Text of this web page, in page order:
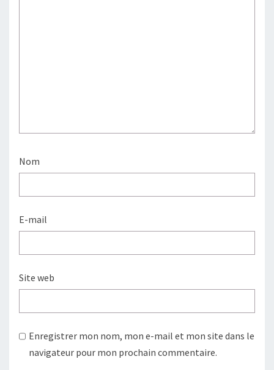
Nom
E-mail
Site web
Enregistrer mon nom, mon e-mail et mon site dans le
navigateur pour mon prochain commentaire.